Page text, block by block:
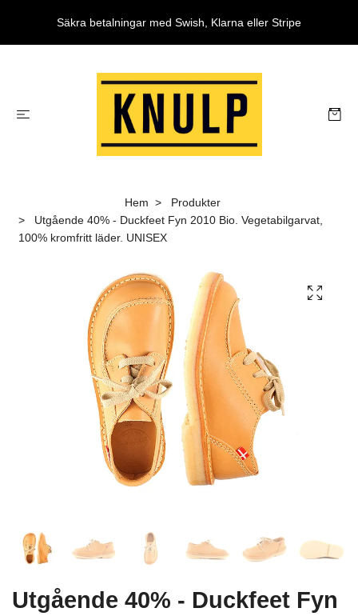
Säkra betalningar med Swish, Klarna eller Stripe
Hem
Produkter
Utgående 40% - Duckfeet Fyn 2010 Bio. Vegetabilgarvat,
100% kromfritt läder. UNISEX
Utgående 40% - Duckfeet Fyn